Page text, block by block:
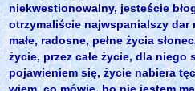
niekwestionowalny, jesteście
otrzymaliście najwspanialszy dar
małe, radosne, pełne życia
życie, przez całe życie, dla niego
pojawieniem się, życie nabiera
wiem, co mówię, bo nie jestem